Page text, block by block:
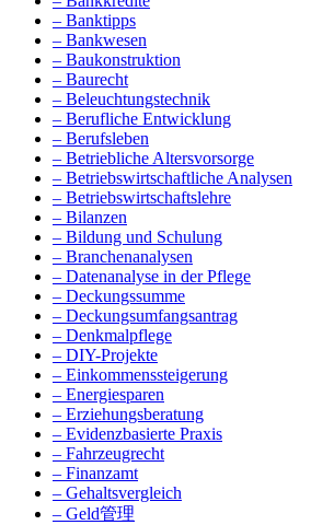
– Banktipps
– Bankwesen
– Baukonstruktion
– Baurecht
– Beleuchtungstechnik
– Berufliche Entwicklung
– Berufsleben
– Betriebliche Altersvorsorge
– Betriebswirtschaftliche Analysen
– Betriebswirtschaftslehre
– Bilanzen
– Bildung und Schulung
– Branchenanalysen
– Datenanalyse in der Pflege
– Deckungssumme
– Deckungsumfangsantrag
– Denkmalpflege
– DIY-Projekte
– Einkommenssteigerung
– Energiesparen
– Erziehungsberatung
– Evidenzbasierte Praxis
– Fahrzeugrecht
– Finanzamt
– Gehaltsvergleich
– Geld管理